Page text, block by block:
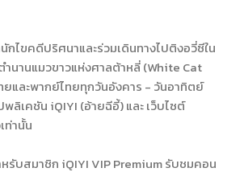
กไขคดีปริศนาและร่วมเดินทางไปติงอวี่ซีใน
ำนานแมวขาวแห่งศาลต้าหลี่ (White Cat
และพากย์ไทยทุกวันอังคาร - วันอาทิตย์
พลิเคชัน iQIYI (อ้ายฉีอี้) และ เว็บไซต์
ท่านั้น
รับสมาชิก iQIYI VIP Premiumรับชมคอน